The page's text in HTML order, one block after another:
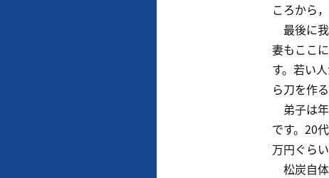
ころから
最後に
妻もここ
す。若い
ら刀を作
弟子は
です。20
万円ぐら
松炭自